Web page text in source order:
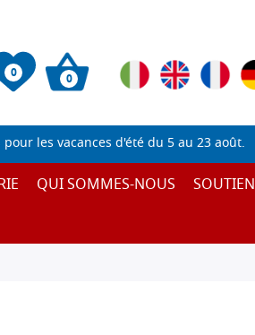
0 0
les vacances d'été du 5 au 23 août.
QUI SOMMES-NOUS
SOUTIEN